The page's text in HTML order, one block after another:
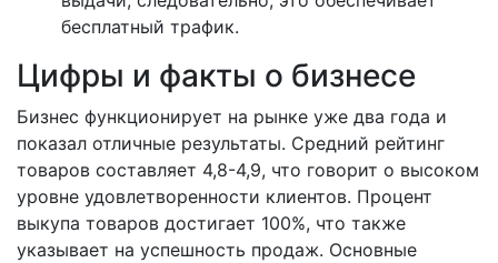
бесплатный трафик.
Цифры и факты о бизнесе
Бизнес функционирует на рынке уже два года и
показал отличные результаты. Средний рейтинг
товаров составляет 4,8-4,9, что говорит о высоком
уровне удовлетворенности клиентов. Процент
выкупа товаров достигает 100%, что также
указывает на успешность продаж. Основные